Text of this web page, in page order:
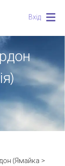
Вхід
(Ямайка >